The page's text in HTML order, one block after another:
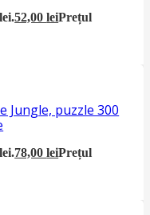
52,00leiPrețul
Jungle, puzzle 300
78,00leiPrețul